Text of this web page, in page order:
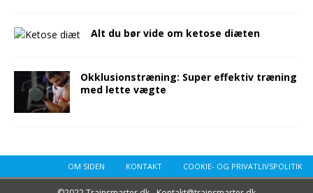
Alt du bør vide om ketose diæten
Okklusionstræning: Super effektiv træning
med lette vægte
OM SIDEN KONTAKT COOKIE- OG PRIVATLIVSPOLITIK